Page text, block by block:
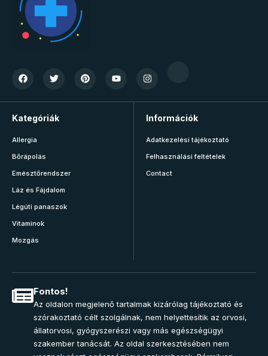
Kategóriák
Allergia
Bőrápolás
Emésztőrendszer
Láz és Fájdalom
Légúti panaszok
Vitaminok
Mozgás
Információk
Adatkezelési tájékoztató
Felhasználási feltételek
Contact
Fontos!
Az oldalon megjelenő tartalmak kizárólag tájékoztató és
szórakoztató célt szolgálnak, nem helyettesítik az orvosi,
állatorvosi, gyógyszerészi vagy más egészségügyi
szakember tanácsát. Az oldal szerkesztésében nem